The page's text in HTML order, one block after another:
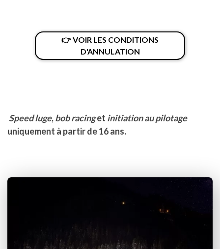
👉 VOIR LES CONDITIONS
D'ANNULATION
Speed luge,bob racinget initiation au pilotage
uniquement à partir de 16 ans.